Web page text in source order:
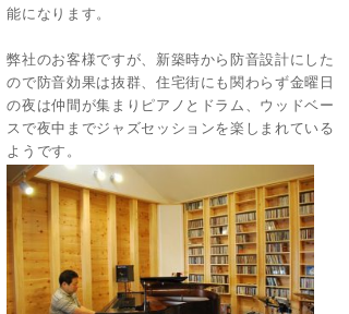
能になります。
弊社のお客様ですが、新築時から防音設計にした
ので防音効果は抜群、住宅街にも関わらず金曜日
の夜は仲間が集まりピアノとドラム、ウッドベー
スで夜中までジャズセッションを楽しまれている
ようです。